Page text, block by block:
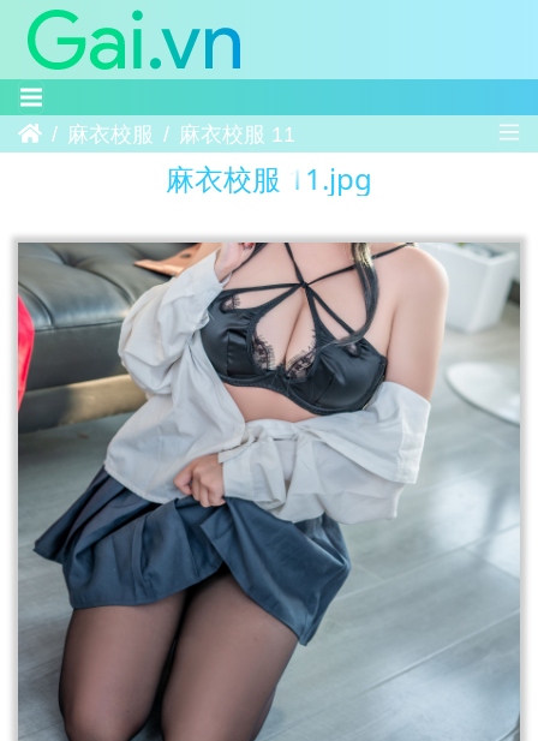
Trang chủ
麻衣校服 麻衣校服 11
麻衣校服 11.jpg